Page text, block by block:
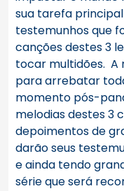
sua tarefa
testemunhos que
canções destes 3
tocar multidões. A
para arrebatar
momento pós-
melodias destes 3
depoimentos de
darão seus
e ainda tendo
série que será